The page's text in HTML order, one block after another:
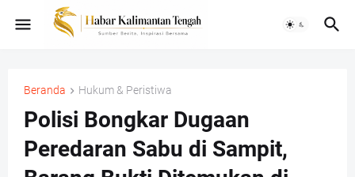
Beranda Hukum & Peristiwa
Polisi Bongkar Dugaan
Peredaran Sabu di Sampit,